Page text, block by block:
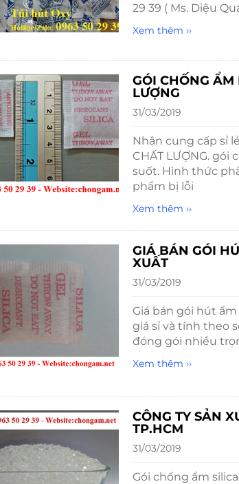
29 39 ( Ms. Diệu
Xem thêm ››
GÓI CHỐNG
LƯỢNG
31/03/2019
Nhận cung cấp sỉ lẻ
CHẤT LƯỢNG.
suốt. Hình thức
phẩm bị lỗi
Xem thêm ››
GIÁ BÁN GÓI
XUẤT
31/03/2019
Giá bán gói hút
giá sỉ và tính theo
đóng gói nhiều
Xem thêm ››
CÔNG TY SẢN
TP.HCM
31/03/2019
Gói chống ẩm